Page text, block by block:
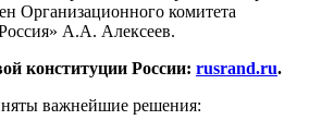
Организационного комитета
А.А. Алексеев.
конституции России: rusrand.ru.
важнейшие решения: